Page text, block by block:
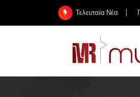
Τελευταία Νέα